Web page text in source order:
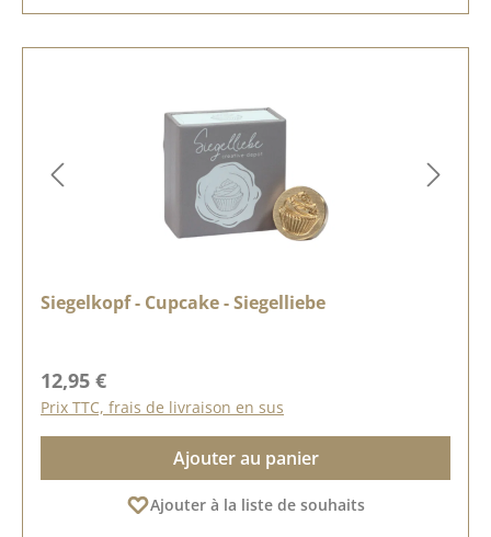
Siegelkopf - Cupcake - Siegelliebe
Prix régulier :
12,95 €
Prix TTC, frais de livraison en sus
Ajouter au panier
Ajouter à la liste de souhaits